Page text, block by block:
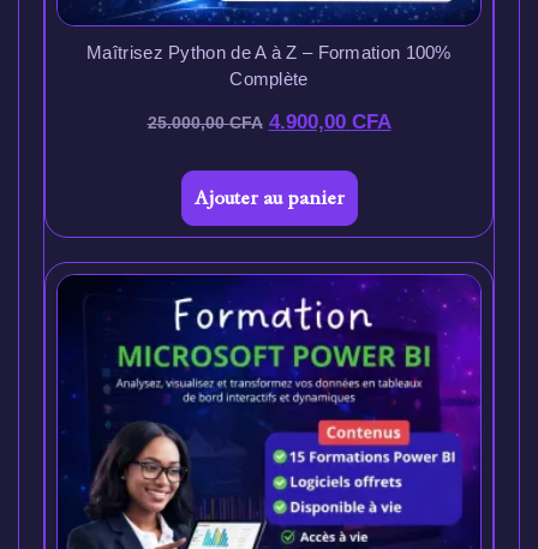
Maîtrisez Python de A à Z – Formation 100%
Complète
25.000,00CFA 4.900,00 CFA
Ajouter au panier